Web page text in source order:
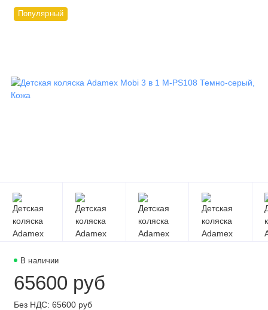
Популярный
В наличии
65600 руб
Без НДС: 65600 руб